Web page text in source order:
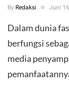
By Redaksi Juni
Dalam dunia
berfungsi
media